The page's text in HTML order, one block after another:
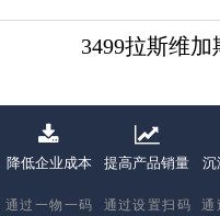
3499拉斯维
降低企业成本
通过一物一码
提高产品销量
通过设置扫码
沉
通